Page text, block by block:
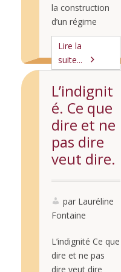
ce dernier
registre que le
droit est souvent
« le plus fort », et
c’est un certain
la construction
d’un régime
totalitaire semble
se faire autour
de plusieurs
celui de la langue.
La fameuse
novlangue est
une destruction
du langage,
symbolisée par le
une certaine
logicisation des
verbales. C’est
dire si le
Lire la
suite...
L’indignit
é. Ce que
dire et ne
pas dire
veut dire.
par Lauréline
Fontaine
L’indignité Ce que
dire et ne pas
dire veut dire